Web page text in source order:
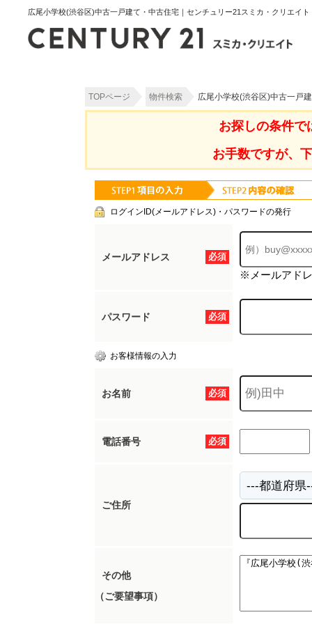
広尾小学校(渋谷区)中古一戸建て・中古住宅｜センチュリー21スミカ・クリエイト
TOPページ 物件検索 広尾小学校(渋谷区)中古一戸
お探しの条件で
お手数ですが、
ログインID(メールアドレス)・パスワードの発行
必須
メールアドレス
※メールアド
必須
パスワード
お客様情報の入力
必須
お名前
必須
電話番号
ご住所
その他
（ご要望事項）